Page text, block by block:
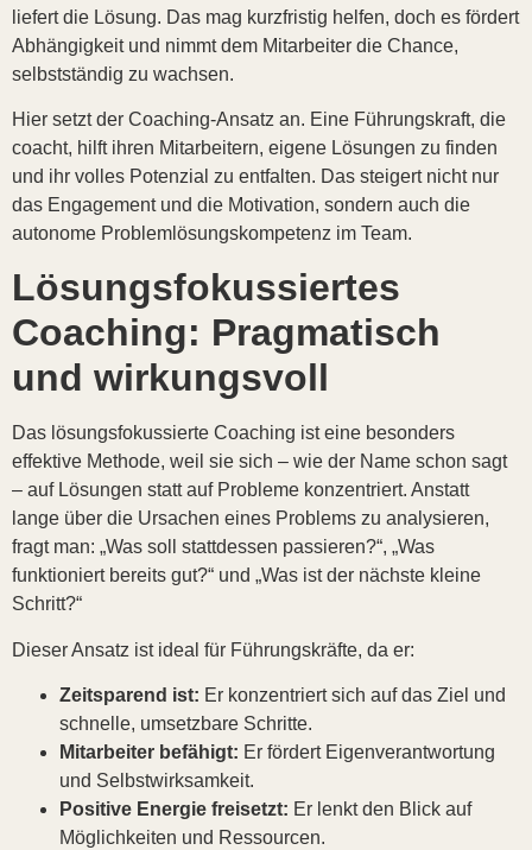
liefert die Lösung. Das mag kurzfristig helfen, doch es fördert
Abhängigkeit und nimmt dem Mitarbeiter die Chance,
selbstständig zu wachsen.
Hier setzt der Coaching-Ansatz an. Eine Führungskraft, die
coacht, hilft ihren Mitarbeitern, eigene Lösungen zu finden
und ihr volles Potenzial zu entfalten. Das steigert nicht nur
das Engagement und die Motivation, sondern auch die
autonome Problemlösungskompetenz im Team.
Lösungsfokussiertes
Coaching: Pragmatisch
und wirkungsvoll
Das lösungsfokussierte Coaching ist eine besonders
effektive Methode, weil sie sich – wie der Name schon sagt
– auf Lösungen statt auf Probleme konzentriert. Anstatt
lange über die Ursachen eines Problems zu analysieren,
fragt man: „Was soll stattdessen passieren?“, „Was
funktioniert bereits gut?“ und „Was ist der nächste kleine
Schritt?“
Dieser Ansatz ist ideal für Führungskräfte, da er:
Zeitsparend ist: Er konzentriert sich auf das Ziel und
schnelle, umsetzbare Schritte.
Mitarbeiter befähigt: Er fördert Eigenverantwortung
und Selbstwirksamkeit.
Positive Energie freisetzt: Er lenkt den Blick auf
Möglichkeiten und Ressourcen.